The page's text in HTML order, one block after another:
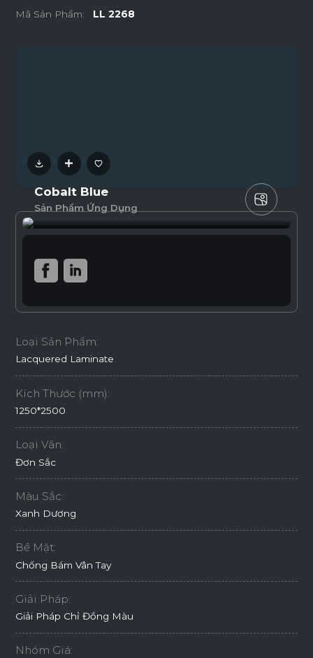
Mã Sản Phẩm: LL 2268
Cobalt Blue
Sản Phẩm Ứng Dụng
Loại Sản Phẩm:
Lacquered Laminate
Kích Thước (mm):
1250*2500
Loại Vân:
Đơn Sắc
Màu Sắc:
Xanh Dương
Bề Mặt:
Chống Bám Vân Tay
Giải Pháp:
Giải Pháp Chỉ Đồng Màu
Nhóm Giá: